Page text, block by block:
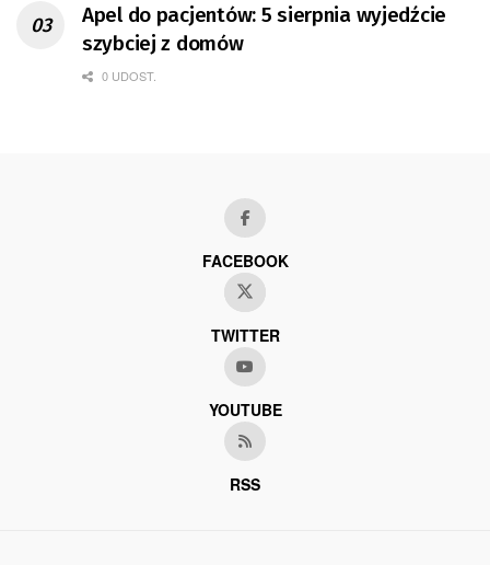
Apel do pacjentów: 5 sierpnia wyjedźcie
szybciej z domów
0 UDOST.
FACEBOOK
TWITTER
YOUTUBE
RSS